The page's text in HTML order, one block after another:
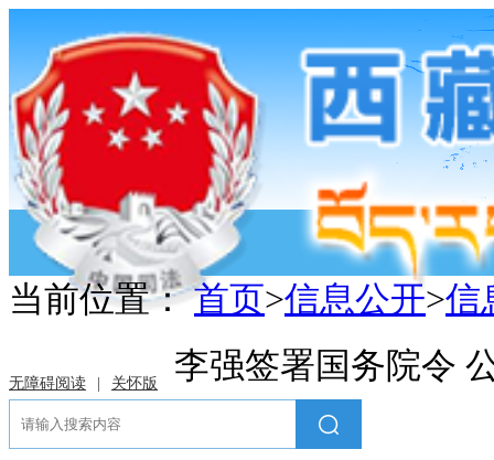
无障碍阅读 关怀版
当前位置： 首页>信息公开>信
李强签署国务院令